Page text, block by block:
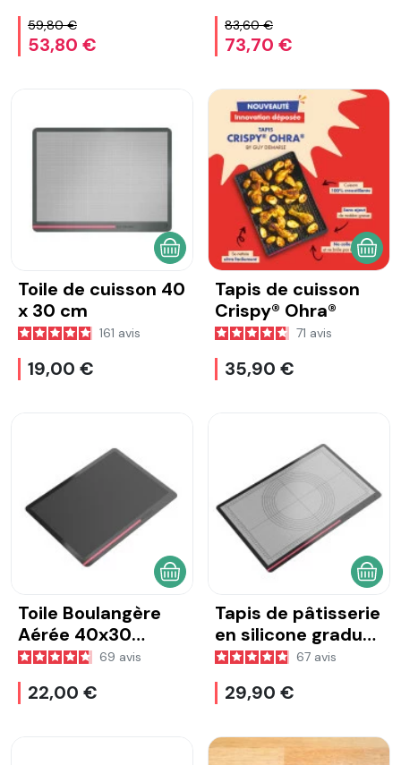
59,80 €
53,80 €
83,60 €
73,70 €
Toile de cuisson 40
x 30 cm
161 avis
19,00 €
AJOUTER AU PANIER
Tapis de cuisson
Crispy® Ohra®
71 avis
35,90 €
Toile Boulangère
Aérée 40x30
OHRA®
69 avis
22,00 €
AJOUTER AU PANIER
Tapis de pâtisserie
en silicone gradué
OHRA®
67 avis
29,90 €